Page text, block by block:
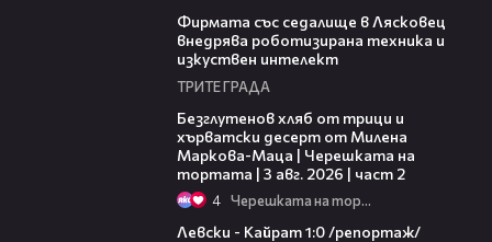
Фирмата със седалище в Лясковец
внедрява роботизирана техника и
изкуствен интелект
ТРИТЕ ГРАДА
Безглутенов хляб от трици и
хърватски десерт от Милена
Маркова-Маца | Черешката на
тортата | 3 авг. 2026 | част 2
4 Черешката на тортата
Левски - Кайрат 1:0 /репортаж/